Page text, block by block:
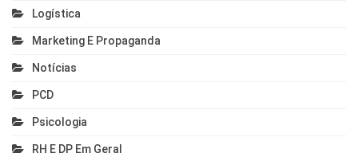
Logística
Marketing E Propaganda
Notícias
PCD
Psicologia
RH E DP Em Geral